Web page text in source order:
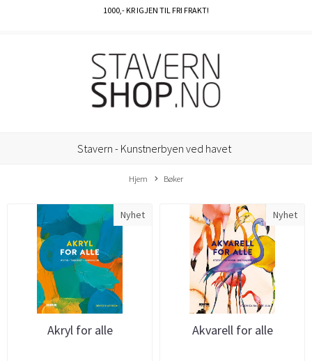
1000,- KR IGJEN TIL FRI FRAKT!
Stavern - Kunstnerbyen ved havet
Hjem Bøker
Nyhet
Akryl for alle
Nyhet
Akvarell for alle